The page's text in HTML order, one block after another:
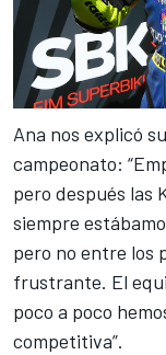
Ana nos explicó
campeonato:
pero después las
siempre
pero no entre los
frustrante. El
poco a poco
competitiva”.